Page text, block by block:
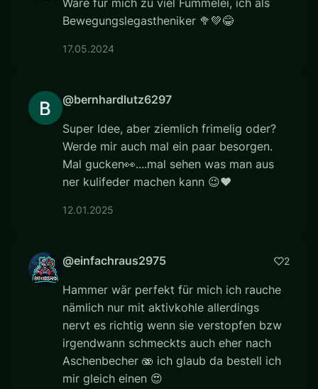
Wäre für mich zu viel Fummelei, ich als
Bewegungslegastheniker 🥦💚😂
17.05.2024
@bernhardlutz6297
Super Idee, aber ziemlich frimelig oder?
Werde mir auch mal ein paar besorgen.
Mal gucken👀....mal sehen was man aus
ner kulifeder machen kann 😉❤
12.01.2025
@einfachraus2975 2
Hammer wär perfekt für mich ich rauche
nämlich nur mit aktivkohle allerdings
nervt es richtig wenn sie verstopfen bzw
irgendwann schmeckts auch eher nach
Aschenbecher 🫨 ich glaub da bestell ich
mir gleich einen 😍